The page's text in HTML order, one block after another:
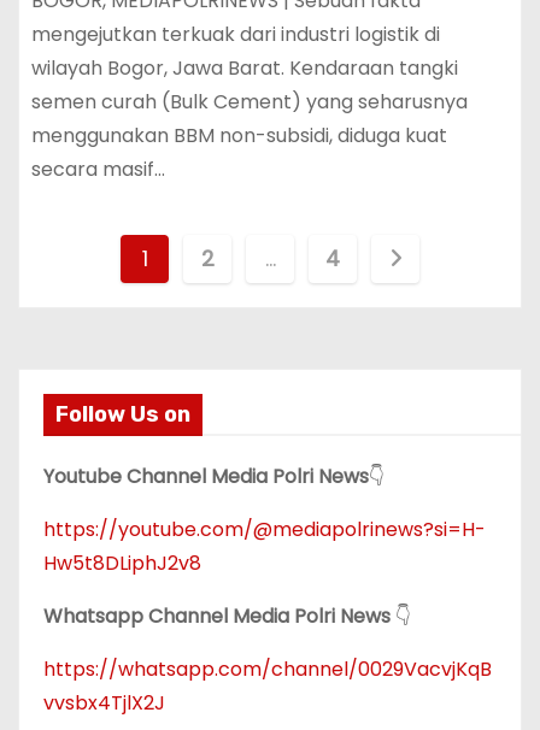
mengejutkan terkuak dari industri logistik di
wilayah Bogor, Jawa Barat. Kendaraan tangki
semen curah (Bulk Cement) yang seharusnya
menggunakan BBM non-subsidi, diduga kuat
secara masif…
i
n
a
s
i
p
o
1 2 … 4
Follow Us on
Youtube Channel Media Polri News👇
https://youtube.com/@mediapolrinews?si=H-
Hw5t8DLiphJ2v8
Whatsapp Channel Media Polri News 👇
https://whatsapp.com/channel/0029VacvjKqB
vvsbx4TjlX2J